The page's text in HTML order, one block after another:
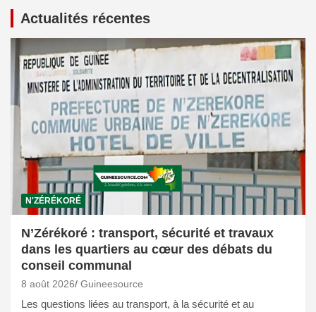
Actualités récentes
N'ZÉRÉKORÉ
N’Zérékoré : transport, sécurité et travaux
dans les quartiers au cœur des débats du
conseil communal
8 août 2026 Guineesource
Les questions liées au transport, à la sécurité et au